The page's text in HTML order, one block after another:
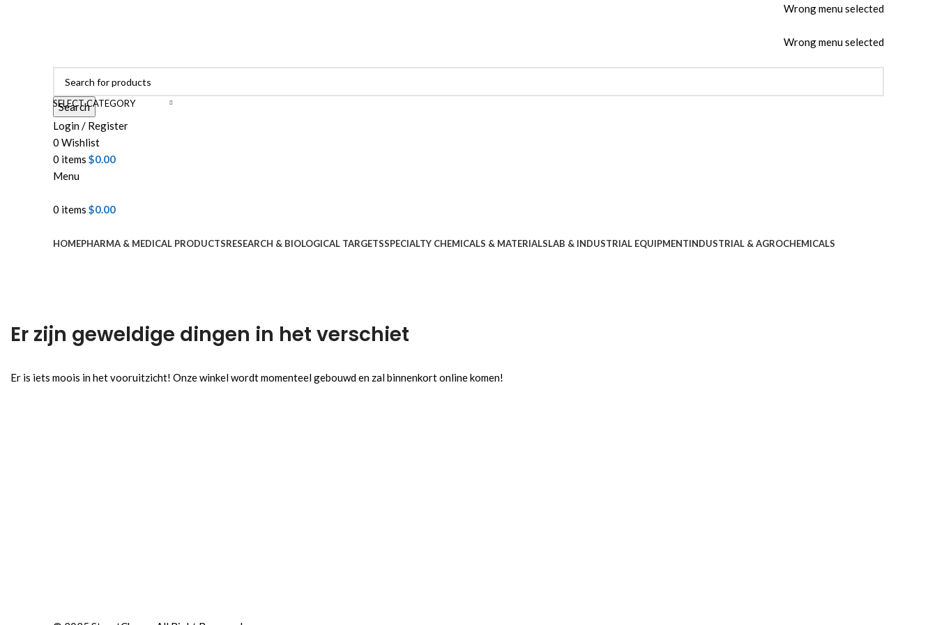
Wrong menu selected
Wrong menu selected
SELECT CATEGORY
Search
Login / Register
0 Wishlist
0 items $0.00
Menu
0 items $0.00
HOMEPHARMA & MEDICAL PRODUCTSRESEARCH & BIOLOGICAL TARGETSSPECIALTY CHEMICALS & MATERIALSLAB & INDUSTRIAL EQUIPMENTINDUSTRIAL & AGROCHEMICALS
Er zijn geweldige dingen in het verschiet
Er is iets moois in het vooruitzicht! Onze winkel wordt momenteel gebouwd en zal binnenkort online komen!